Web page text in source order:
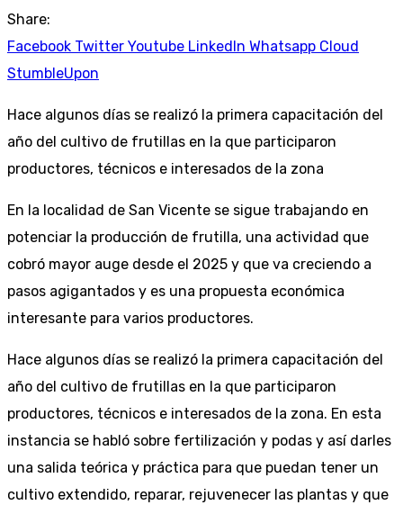
Share:
Facebook Twitter Youtube LinkedIn Whatsapp Cloud
StumbleUpon
Hace algunos días se realizó la primera capacitación del
año del cultivo de frutillas en la que participaron
productores, técnicos e interesados de la zona
En la localidad de San Vicente se sigue trabajando en
potenciar la producción de frutilla, una actividad que
cobró mayor auge desde el 2025 y que va creciendo a
pasos agigantados y es una propuesta económica
interesante para varios productores.
Hace algunos días se realizó la primera capacitación del
año del cultivo de frutillas en la que participaron
productores, técnicos e interesados de la zona. En esta
instancia se habló sobre fertilización y podas y así darles
una salida teórica y práctica para que puedan tener un
cultivo extendido, reparar, rejuvenecer las plantas y que